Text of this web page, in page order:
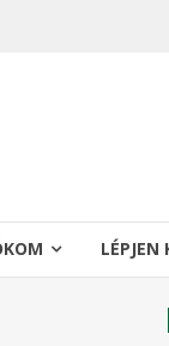
LÉPJEN